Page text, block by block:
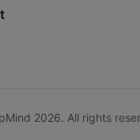
2026. All rights